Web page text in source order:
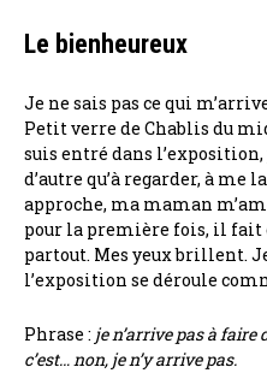
Le bienheureux
Je ne sais pas ce qui
Petit verre de Chablis du
suis entré dans l’exposition,
d’autre qu’à regarder, à me
approche, ma maman
pour la première fois, il fait
partout. Mes yeux brillent.
l’exposition se déroule
Phrase : je n’arrive pas à faire
c’est… non, je n’y arrive pas.